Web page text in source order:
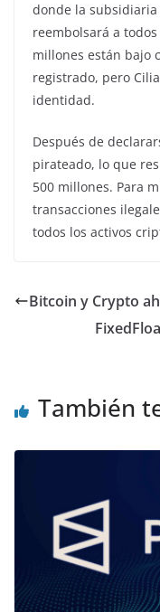
donde la subsidiaria
reembolsará a
millones están bajo
registrado, pero
identidad.
Después de
pirateado, lo que
500 millones. Para
transacciones
todos los activos
Bitcoin y Crypto
También